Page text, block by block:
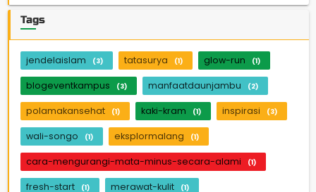
Tags
jendelaislam (3) tatasurya (1) glow-run (1)
blogeventkampus (3) manfaatdaunjambu (2)
polamakansehat (1) kaki-kram (1) inspirasi (3)
wali-songo (1) eksplormalang (1)
cara-mengurangi-mata-minus-secara-alami (1)
fresh-start (1) merawat-kulit (1)